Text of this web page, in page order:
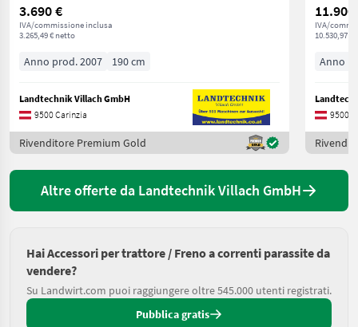
3.690 €
IVA/commissione inclusa
3.265,49 € netto
Anno prod. 2007 190 cm
Landtechnik Villach GmbH
9500 Carinzia
Rivenditore Premium Gold
11.900
IVA/
10.530,97 €
Anno
9500
Altre offerte da Landtechnik Villach GmbH
Hai Accessori per trattore / Freno a correnti parassite da
vendere?
Su Landwirt.com puoi raggiungere oltre 545.000 utenti registrati.
Pubblica gratis